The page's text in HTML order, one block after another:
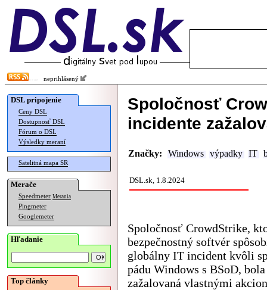
neprihlásený
DSL pripojenie
Ceny DSL
Dostupnosť DSL
Fórum o DSL
Výsledky meraní
Satelitná mapa SR
Merače
Speedmeter Merania
Pingmeter
Googlemeter
Hľadanie
Top články
Spoločnosť
incidente
Značky: Windows výpadky IT
DSL.sk, 1.8.2024
Spoločnosť CrowdStrike,
bezpečnostný softvér
globálny IT incident kvôli
pádu Windows s BSoD, bola
zažalovaná vlastnými